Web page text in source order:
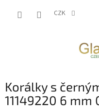
CZK
Korálky s
11149220 6